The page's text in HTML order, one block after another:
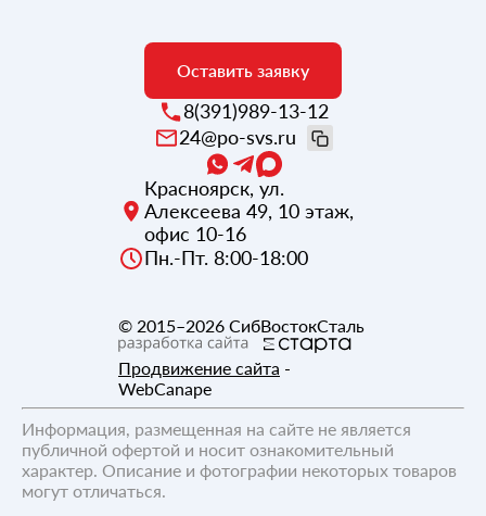
Оставить заявку
8(391)989-13-12
24@po-svs.ru
Красноярск, ул.
Алексеева 49, 10 этаж,
офис 10-16
Пн.-Пт. 8:00-18:00
© 2015–2026 СибВостокСталь
Продвижение сайта -
WebCanape
Информация, размещенная на сайте не является
публичной офертой и носит ознакомительный
характер. Описание и фотографии некоторых товаров
могут отличаться.